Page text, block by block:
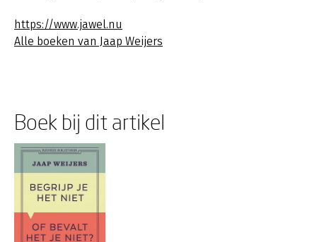
https://www.jawel.nu
Alle boeken van Jaap Weijers
Boek bij dit artikel